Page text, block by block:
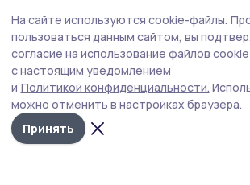
На сайте используются cookie-файлы.
пользоваться данным сайтом, вы
согласие на использование файлов
с настоящим уведомлением
и Политикой конфиденциальности.
можно отменить в настройках браузера.
Принять